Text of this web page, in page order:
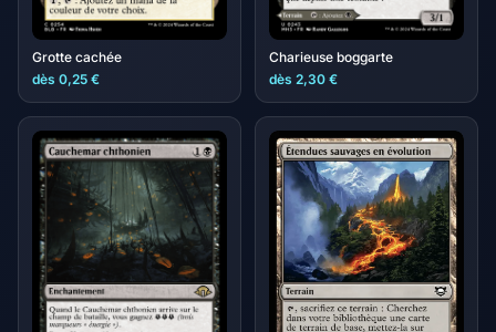
Grotte cachée
dès 0,25 €
Charieuse boggarte
dès 2,30 €